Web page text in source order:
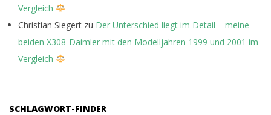
Vergleich
Christian Siegert zu Der Unterschied liegt im Detail – meine
beiden X308-Daimler mit den Modelljahren 1999 und 2001 im
Vergleich
SCHLAGWORT-FINDER